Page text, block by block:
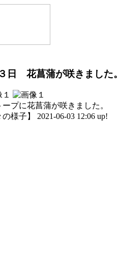
日 花菖蒲が咲きました。
ープに花菖蒲が咲きました。
の様子】 2021-06-03 12:06 up!